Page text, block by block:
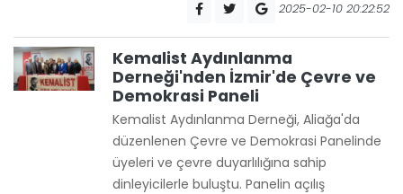
2025-02-10 20:22:52
Kemalist Aydınlanma
Derneği'nden İzmir'de Çevre ve
Demokrasi Paneli
Kemalist Aydınlanma Derneği, Aliağa'da
düzenlenen Çevre ve Demokrasi Panelinde
üyeleri ve çevre duyarlılığına sahip
dinleyicilerle buluştu. Panelin açılış